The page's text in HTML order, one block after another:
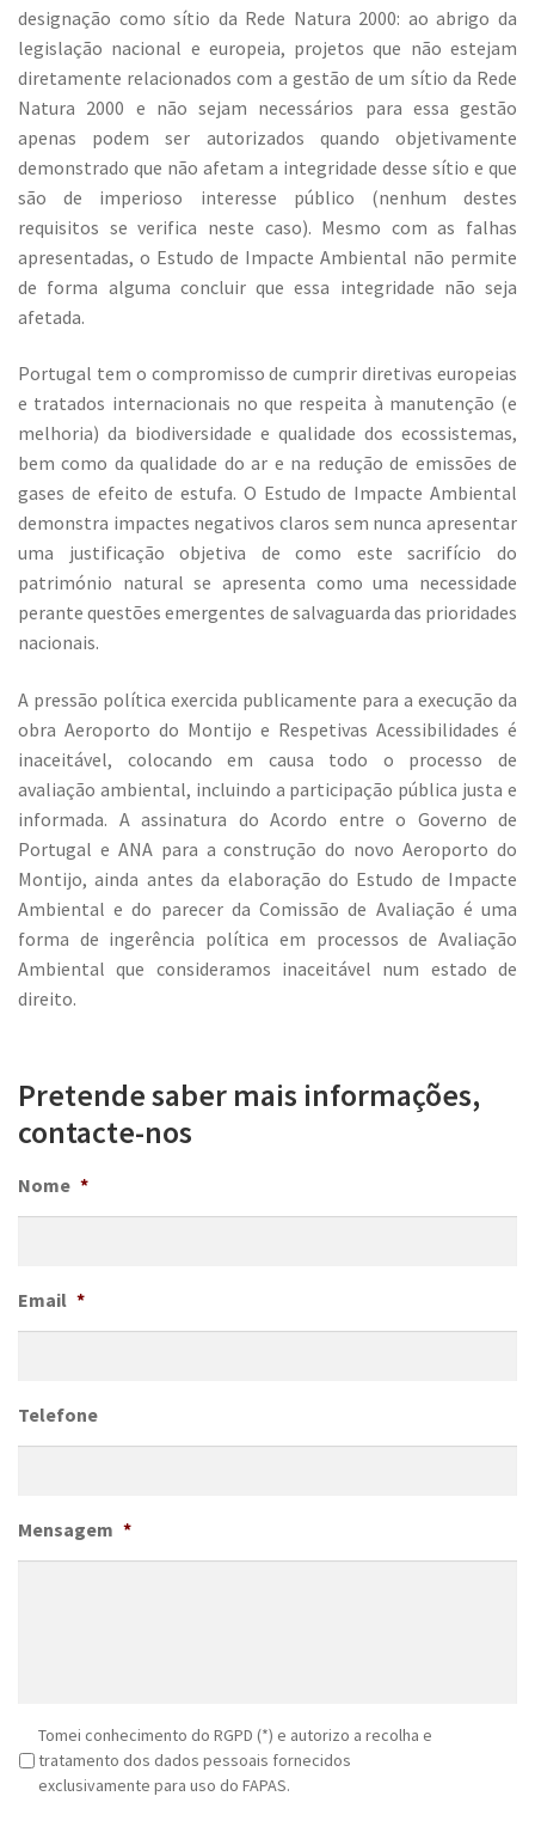
designação como sítio da Rede Natura 2000: ao abrigo da
legislação nacional e europeia, projetos que não estejam
diretamente relacionados com a gestão de um sítio da Rede
Natura 2000 e não sejam necessários para essa gestão
apenas podem ser autorizados quando objetivamente
demonstrado que não afetam a integridade desse sítio e que
são de imperioso interesse público (nenhum destes
requisitos se verifica neste caso). Mesmo com as falhas
apresentadas, o Estudo de Impacte Ambiental não permite
de forma alguma concluir que essa integridade não seja
afetada.
Portugal tem o compromisso de cumprir diretivas europeias
e tratados internacionais no que respeita à manutenção (e
melhoria) da biodiversidade e qualidade dos ecossistemas,
bem como da qualidade do ar e na redução de emissões de
gases de efeito de estufa. O Estudo de Impacte Ambiental
demonstra impactes negativos claros sem nunca apresentar
uma justificação objetiva de como este sacrifício do
património natural se apresenta como uma necessidade
perante questões emergentes de salvaguarda das prioridades
nacionais.
A pressão política exercida publicamente para a execução da
obra Aeroporto do Montijo e Respetivas Acessibilidades é
inaceitável, colocando em causa todo o processo de
avaliação ambiental, incluindo a participação pública justa e
informada. A assinatura do Acordo entre o Governo de
Portugal e ANA para a construção do novo Aeroporto do
Montijo, ainda antes da elaboração do Estudo de Impacte
Ambiental e do parecer da Comissão de Avaliação é uma
forma de ingerência política em processos de Avaliação
Ambiental que consideramos inaceitável num estado de
direito.
Pretende saber mais informações,
contacte-nos
Nome *
Email *
Telefone
Mensagem *
G
Tomei conhecimento do RGPD (*) e autorizo a recolha e
tratamento dos dados pessoais fornecidos
exclusivamente para uso do FAPAS.